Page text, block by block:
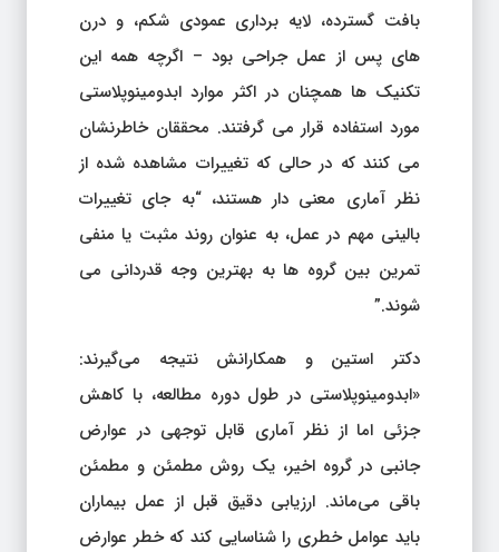
بافت گسترده، لایه برداری عمودی شکم، و درن
های پس از عمل جراحی بود – اگرچه همه این
تکنیک ها همچنان در اکثر موارد ابدومینوپلاستی
مورد استفاده قرار می گرفتند. محققان خاطرنشان
می کنند که در حالی که تغییرات مشاهده شده از
نظر آماری معنی دار هستند، “به جای تغییرات
بالینی مهم در عمل، به عنوان روند مثبت یا منفی
تمرین بین گروه ها به بهترین وجه قدردانی می
شوند.”
دکتر استین و همکارانش نتیجه می‌گیرند:
«ابدومینوپلاستی در طول دوره مطالعه، با کاهش
جزئی اما از نظر آماری قابل توجهی در عوارض
جانبی در گروه اخیر، یک روش مطمئن و مطمئن
باقی می‌ماند. ارزیابی دقیق قبل از عمل بیماران
باید عوامل خطری را شناسایی کند که خطر عوارض